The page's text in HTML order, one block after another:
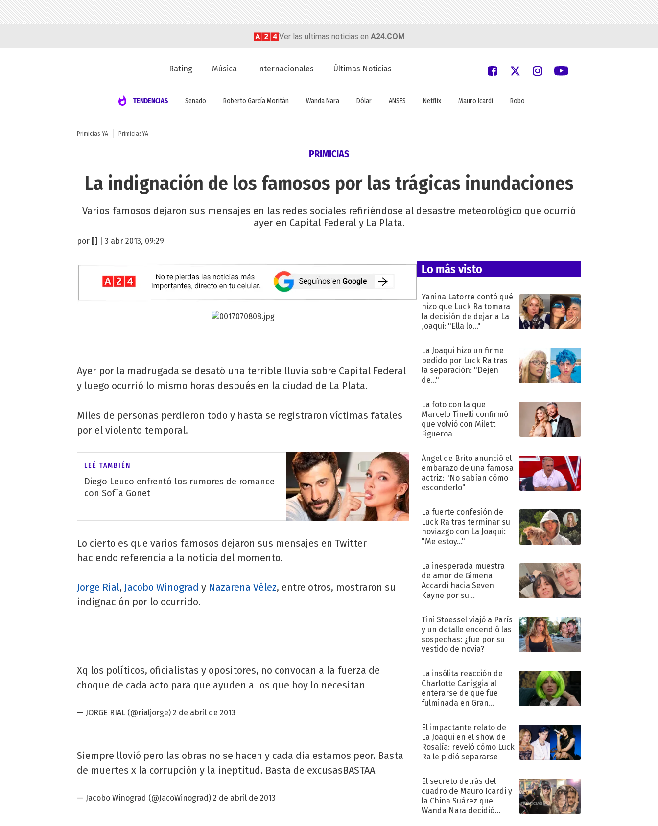
Ver las ultimas noticias en A24.COM
Rating Música Internacionales Últimas Noticias
TENDENCIAS Senado Roberto García Moritán Wanda Nara Dólar ANSES Netflix Mauro Icardi Robo
Primicias YA PrimiciasYA
PRIMICIAS
La indignación de los famosos por las trágicas inundaciones
Varios famosos dejaron sus mensajes en las redes sociales refiriéndose al desastre meteorológico que ocurrió
ayer en Capital Federal y La Plata.
por | 3 abr 2013, 09:29
Ayer por la madrugada se desató una terrible lluvia sobre Capital Federal
y luego ocurrió lo mismo horas después en la ciudad de La Plata.
Miles de personas perdieron todo y hasta se registraron víctimas fatales
por el violento temporal.
LEÉ TAMBIÉN
Diego Leuco enfrentó los rumores de romance
con Sofía Gonet
Lo cierto es que varios famosos dejaron sus mensajes en Twitter
haciendo referencia a la noticia del momento.
Jorge Rial, Jacobo Winograd y Nazarena Vélez, entre otros, mostraron su
indignación por lo ocurrido.
Xq los políticos, oficialistas y opositores, no convocan a la fuerza de
choque de cada acto para que ayuden a los que hoy lo necesitan
— JORGE RIAL (@rialjorge) 2 de abril de 2013
Siempre llovió pero las obras no se hacen y cada dia estamos peor. Basta
de muertes x la corrupción y la ineptitud. Basta de excusasBASTAA
— Jacobo Winograd (@JacoWinograd) 2 de abril de 2013
Lo más visto
Yanina Latorre contó qué
hizo que Luck Ra tomara
la decisión de dejar a La
Joaqui: "Ella lo..."
La Joaqui hizo un firme
pedido por Luck Ra tras
la separación: "Dejen
de..."
La foto con la que
Marcelo Tinelli confirmó
que volvió con Milett
Figueroa
Ángel de Brito anunció el
embarazo de una famosa
actriz: "No sabían cómo
esconderlo"
La fuerte confesión de
Luck Ra tras terminar su
noviazgo con La Joaqui:
"Me estoy..."
La inesperada muestra
de amor de Gimena
Accardi hacia Seven
Kayne por su
Tini Stoessel viajó a París
y un detalle encendió las
sospechas: ¿fue por su
vestido de novia?
La insólita reacción de
Charlotte Caniggia al
enterarse de que fue
fulminada en Gran
El impactante relato de
La Joaqui en el show de
Rosalía: reveló cómo Luck
Ra le pidió separarse
El secreto detrás del
cuadro de Mauro Icardi y
la China Suárez que
Wanda Nara decidió